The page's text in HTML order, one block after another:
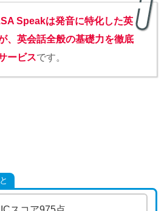
Speakは発音に特化した英
、英会話全般の基礎力を徹底
ービスです。